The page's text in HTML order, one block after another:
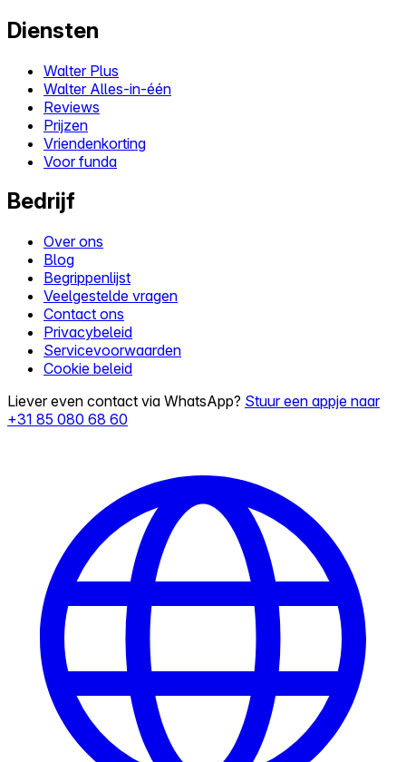
Diensten
Walter Plus
Walter Alles-in-één
Reviews
Prijzen
Vriendenkorting
Voor funda
Bedrijf
Over ons
Blog
Begrippenlijst
Veelgestelde vragen
Contact ons
Privacybeleid
Servicevoorwaarden
Cookie beleid
Liever even contact via WhatsApp? Stuur een appje naar
+31 85 080 68 60